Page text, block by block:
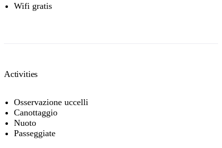
Wifi gratis
Activities
Osservazione uccelli
Canottaggio
Nuoto
Passeggiate